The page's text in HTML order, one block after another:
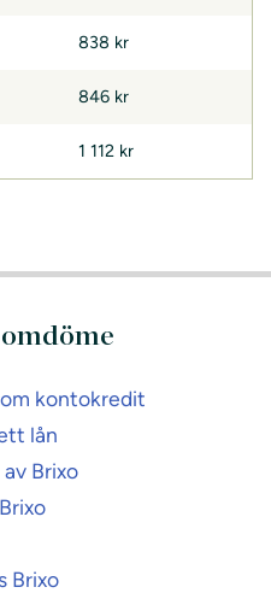
838 kr
846 kr
1 112 kr
kontokredit
lån
Brixo
Brixo